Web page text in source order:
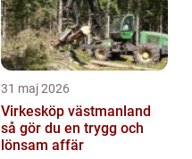
31 maj 2026
Virkesköp västmanland
så gör du en trygg och
lönsam affär